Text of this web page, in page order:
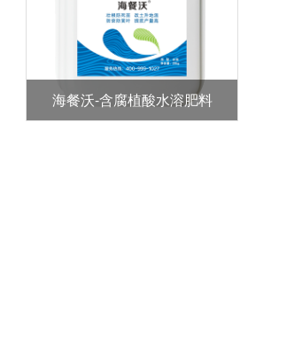
海餐沃-含腐植酸水溶肥料